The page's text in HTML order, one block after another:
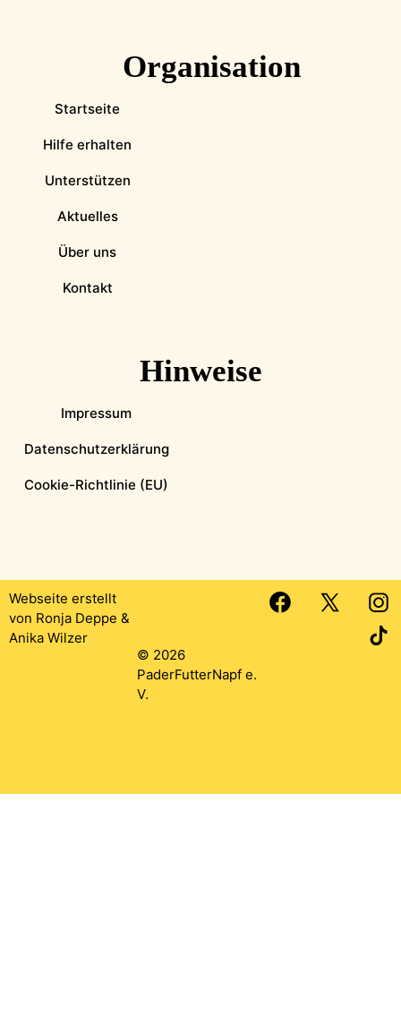
Organisation
Startseite
Hilfe erhalten
Unterstützen
Aktuelles
Über uns
Kontakt
Hinweise
Impressum
Datenschutzerklärung
Cookie-Richtlinie (EU)
Webseite erstellt
von Ronja Deppe &
Anika Wilzer
© 2026
PaderFutterNapf e.
V.